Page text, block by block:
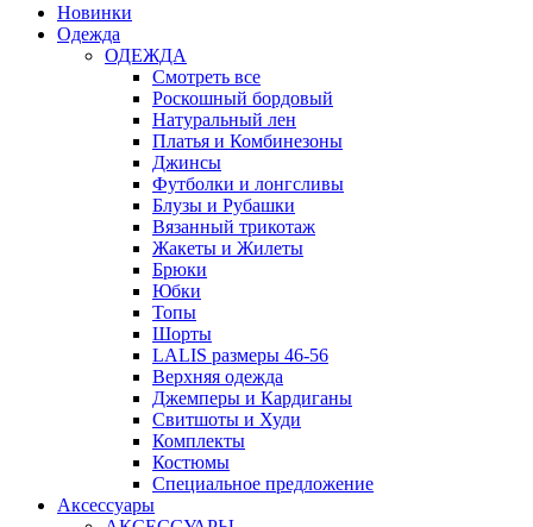
Новинки
Одежда
ОДЕЖДА
Смотреть все
Роскошный бордовый
Натуральный лен
Платья и Комбинезоны
Джинсы
Футболки и лонгсливы
Блузы и Рубашки
Вязанный трикотаж
Жакеты и Жилеты
Брюки
Юбки
Топы
Шорты
LALIS размеры 46-56
Верхняя одежда
Джемперы и Кардиганы
Свитшоты и Худи
Комплекты
Костюмы
Специальное предложение
Аксессуары